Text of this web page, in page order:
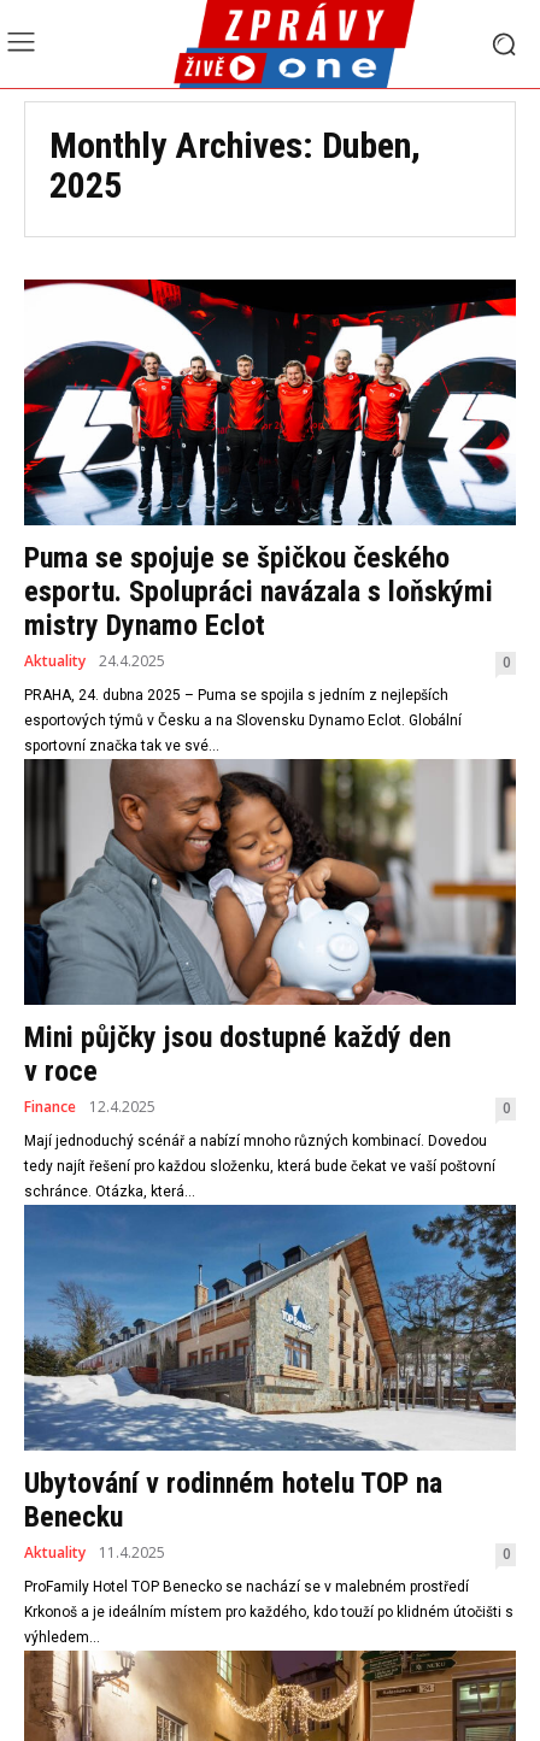
Monthly Archives: Duben,
2025
Puma se spojuje se špičkou českého
esportu. Spolupráci navázala s loňskými
mistry Dynamo Eclot
Aktuality 24.4.2025 0
PRAHA, 24. dubna 2025 – Puma se spojila s jedním z nejlepších
esportových týmů v Česku a na Slovensku Dynamo Eclot. Globální
sportovní značka tak ve své...
Mini půjčky jsou dostupné každý den
v roce
Finance 12.4.2025 0
Mají jednoduchý scénář a nabízí mnoho různých kombinací. Dovedou
tedy najít řešení pro každou složenku, která bude čekat ve vaší poštovní
schránce. Otázka, která...
Ubytování v rodinném hotelu TOP na
Benecku
Aktuality 11.4.2025 0
ProFamily Hotel TOP Benecko se nachází se v malebném prostředí
Krkonoš a je ideálním místem pro každého, kdo touží po klidném útočišti s
výhledem...